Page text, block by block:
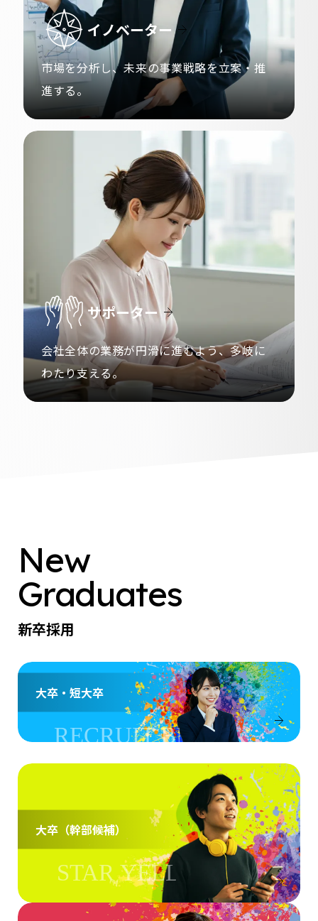
イノベーター
市場を分析し、未来の事業戦略を立案・推
進する。
サポーター
会社全体の業務が円滑に進むよう、多岐に
わたり支える。
New
Graduates
新卒採用
大卒・短大卒
大卒（幹部候補）